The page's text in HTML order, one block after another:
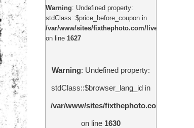
Warning: Undefined property:
stdClass::$price_before_coupon in
/var/www/sites/fixthephoto.com/live/includes/
on line 1627
Warning: Undefined property:
stdClass::$browser_lang_id in
/var/www/sites/fixthephoto.com/live/
on line 1630